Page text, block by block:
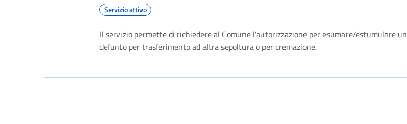
Servizio attivo
Il servizio permette di richiedere al Comune l'autorizzazione per esumare/estumulare un
defunto per trasferimento ad altra sepoltura o per cremazione.